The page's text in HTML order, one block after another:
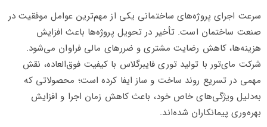
سرعت اجرای پروژه‌های ساختمانی یکی از مهم‌ترین عوامل موفقیت در
صنعت ساختمان است. تأخیر در تحویل پروژه‌ها باعث افزایش
هزینه‌ها، کاهش رضایت مشتری و ضررهای مالی فراوان می‌شود.
شرکت مای‌تور با تولید توری فایبرگلاس با کیفیت فوق‌العاده، نقش
مهمی در تسریع روند ساخت و ساز ایفا کرده است؛ محصولاتی که
به‌دلیل ویژگی‌های خاص خود، باعث کاهش زمان اجرا و افزایش
بهره‌وری پیمانکاران شده‌اند.